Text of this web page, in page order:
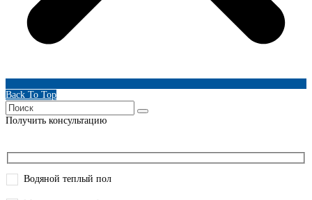
Back To Top
Получить консультацию
Водяной теплый пол